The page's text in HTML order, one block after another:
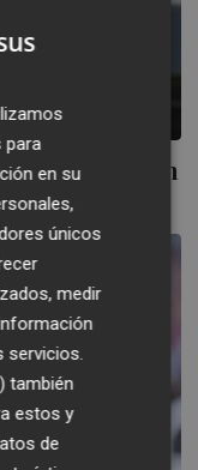
arranca con
para
en su
únicos
medir
servicios.
también
estos y
de